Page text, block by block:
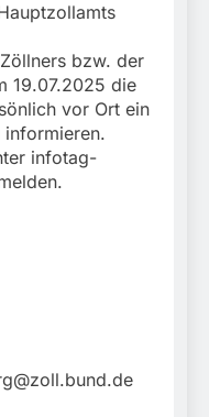
bzw. der
19.07.2025 die
vor Ort ein
informieren.
infotag-